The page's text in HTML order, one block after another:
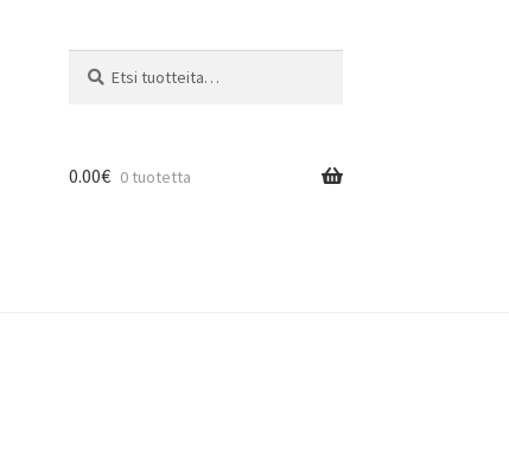
0.00€ 0 tuotetta